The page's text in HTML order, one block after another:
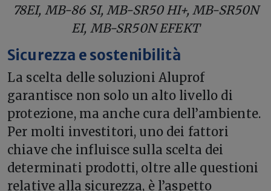
78EI, MB-86 SI, MB-SR50 HI+, MB-SR50N
EI, MB-SR50N EFEKT
Sicurezza e sostenibilità
La scelta delle soluzioni Aluprof
garantisce non solo un alto livello di
protezione, ma anche cura dell’ambiente.
Per molti investitori, uno dei fattori
chiave che influisce sulla scelta dei
determinati prodotti, oltre alle questioni
relative alla sicurezza, è l’aspetto